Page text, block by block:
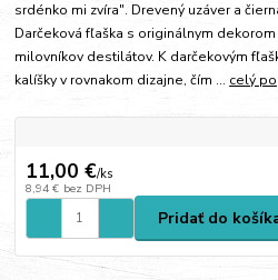
srdénko mi zvíra". Drevený uzáver a
Darčeková fľaška s originálnym
milovníkov destilátov. K darčekovým
kalíšky v rovnakom dizajne, čím ... celý
11,00 €/ks
8,94 € bez DPH
Pridať do